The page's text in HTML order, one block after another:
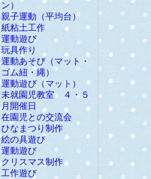
ン）
親子運動（平均台）
紙粘土工作
運動遊び
玩具作り
運動あそび（マット・
ゴム紐・縄）
運動遊び（マット）
未就園児教室 ４・５
月開催日
在園児との交流会
ひなまつり制作
絵の具遊び
運動遊び
クリスマス制作
工作遊び